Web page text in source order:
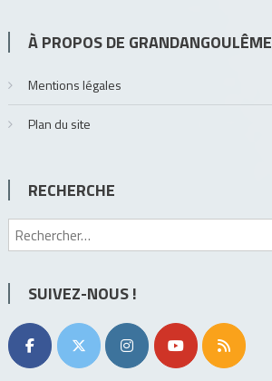
À PROPOS DE GRANDANGOULÊME
Mentions légales
Plan du site
RECHERCHE
SUIVEZ-NOUS !